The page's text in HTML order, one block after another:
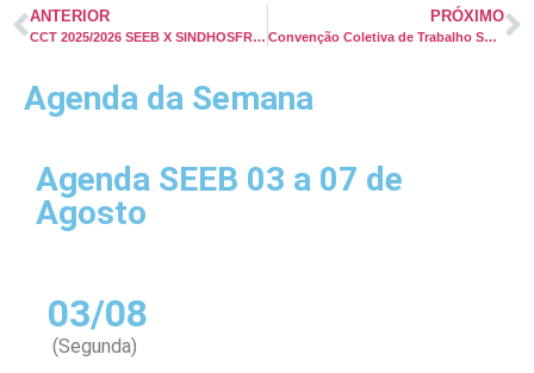
ANTERIOR
CCT 2025/2026 SEEB X SINDHOSFRAN
PRÓXIMO
Convenção Coletiva de Trabalho SEEB X Sindhosba 2025/2026
Agenda da Semana
Agenda SEEB 03 a 07 de
Agosto
03/08
(Segunda)